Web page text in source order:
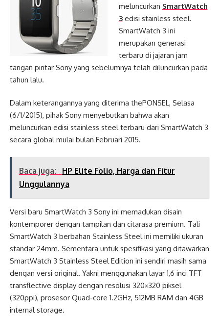
meluncurkan SmartWatch
3edisi stainless steel.
SmartWatch 3 ini
merupakan generasi
terbaru di jajaran jam
tangan pintar Sony yang sebelumnya telah diluncurkan pada
tahun lalu.
Dalam keterangannya yang diterima thePONSEL, Selasa
(6/1/2015), pihak Sony menyebutkan bahwa akan
meluncurkan edisi stainless steel terbaru dari SmartWatch 3
secara global mulai bulan Februari 2015.
Baca juga:
HP Elite Folio, Harga dan Fitur
Unggulannya
Versi baru SmartWatch 3 Sony ini memadukan disain
kontemporer dengan tampilan dan citarasa premium. Tali
SmartWatch 3 berbahan Stainless Steel ini memiliki ukuran
standar 24mm. Sementara untuk spesifikasi yang ditawarkan
SmartWatch 3 Stainless Steel Edition ini sendiri masih sama
dengan versi original. Yakni menggunakan layar 1,6 inci TFT
transflective display dengan resolusi 320×320 piksel
(320ppi), prosesor Quad-core 1.2GHz, 512MB RAM dan 4GB
internal storage.